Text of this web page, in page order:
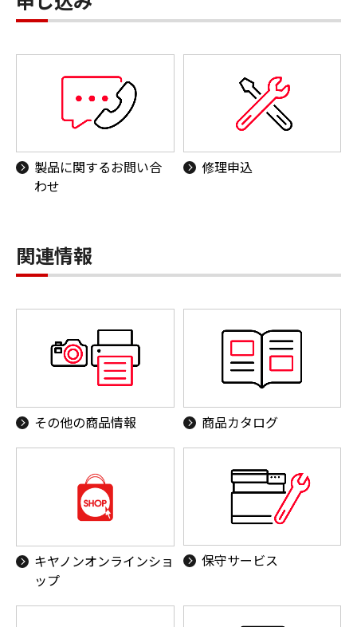
製品に関するお問い合
わせ
修理申込
関連情報
その他の商品情報 商品カタログ
キヤノンオンラインショ
ップ
保守サービス